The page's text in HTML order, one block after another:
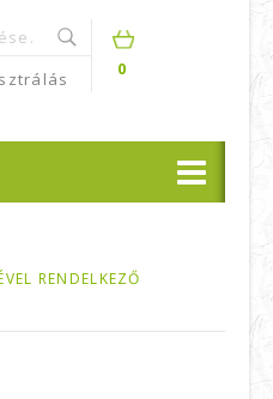
0
RENDELKEZŐ